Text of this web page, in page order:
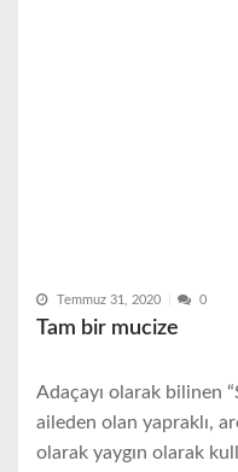
Temmuz 31, 2020 0
Tam bir mucize
Adaçayı olarak bilinen
aileden olan yapraklı,
olarak yaygın olarak